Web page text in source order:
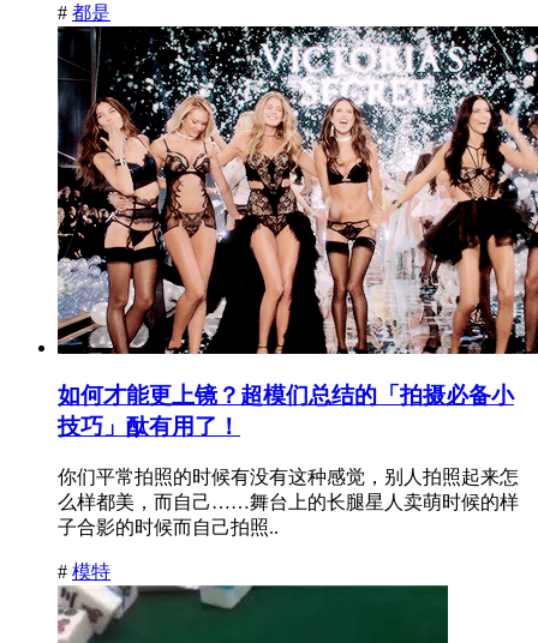
# 都是
如何才能更上镜？超模们总结的「拍摄必备小
技巧」酞有用了！
你们平常拍照的时候有没有这种感觉，别人拍照起来怎
么样都美，而自己……舞台上的长腿星人卖萌时候的样
子合影的时候而自己拍照..
# 模特